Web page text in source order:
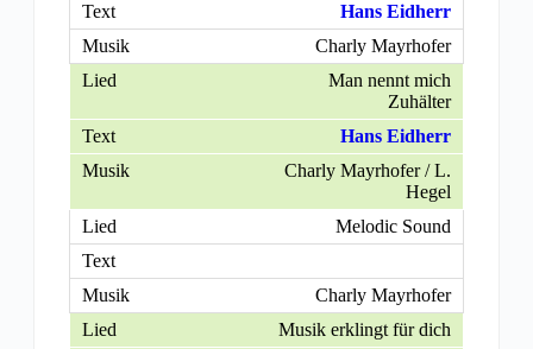
Hans Eidherr
Charly Mayrhofer
Man nennt mich
Zuhälter
Hans Eidherr
Charly Mayrhofer / L.
Hegel
Melodic Sound
Charly Mayrhofer
Musik erklingt für dich